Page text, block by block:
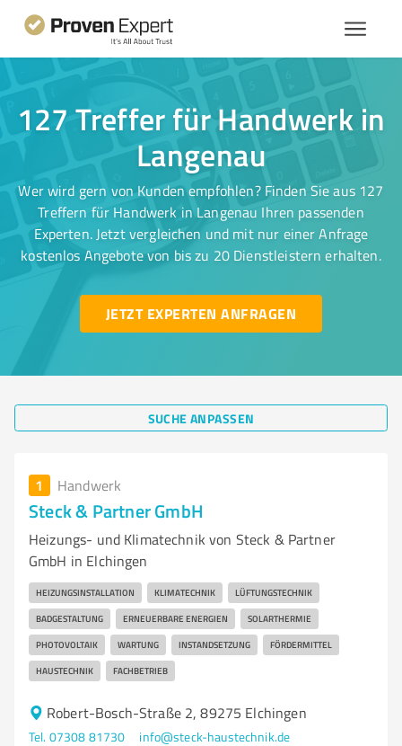
127 Treffer für Handwerk in
Langenau
Wer wird gern von Kunden empfohlen? Finden Sie aus 127
Treffern für Handwerk in Langenau Ihren passenden
Experten. Jetzt vergleichen und mit nur einer Anfrage
kostenlos Angebote von bis zu 20 Dienstleistern erhalten.
JETZT EXPERTEN ANFRAGEN
SUCHE ANPASSEN
1 Handwerk
Steck & Partner GmbH
Heizungs- und Klimatechnik von Steck & Partner
GmbH in Elchingen
HEIZUNGSINSTALLATION KLIMATECHNIK LÜFTUNGSTECHNIK
BADGESTALTUNG ERNEUERBARE ENERGIEN SOLARTHERMIE
PHOTOVOLTAIK WARTUNG INSTANDSETZUNG FÖRDERMITTEL
HAUSTECHNIK FACHBETRIEB
Robert-Bosch-Straße 2, 89275 Elchingen
Tel. 07308 81730
info@steck-haustechnik.de